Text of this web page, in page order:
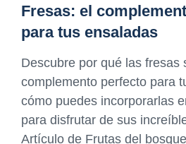
Fresas: el
para tus ensaladas
Descubre por qué las fresas
complemento perfecto para
cómo puedes incorporarlas
para disfrutar de sus
Artículo de Frutas del bosque